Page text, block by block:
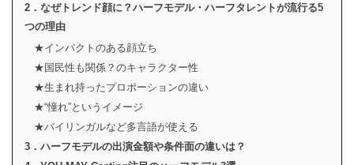
2．なぜトレンド顔に？ハーフモデル・ハーフタレントが流行る5
つの理由
★インパクトのある顔立ち
★国民性も関係？のキャラクター性
★生まれ持ったプロポーションの違い
★“憧れ”というイメージ
★バイリンガルなど多言語が使える
3．ハーフモデルの出演金額や条件面の違いは？